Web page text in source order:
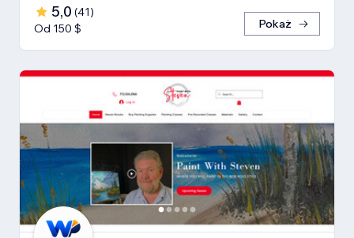
5,0 (41)
Od 150 $
Pokaż